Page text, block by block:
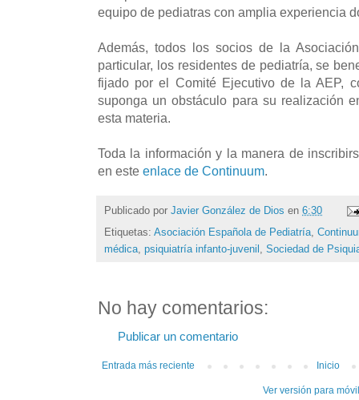
equipo de pediatras con amplia experiencia
Además, todos los socios de la
particular, los residentes de pediatría, se
fijado por el Comité Ejecutivo de la AEP,
suponga un obstáculo para su realización
esta materia.
Toda la información y la manera de
en este enlace de Continuum.
Publicado por Javier González de Dios en 6:30
Etiquetas: Asociación Española de Pediatría,
médica, psiquiatría infanto-juvenil , Sociedad de
No hay comentarios:
Publicar un comentario
Entrada más reciente Inicio
Ver versión para